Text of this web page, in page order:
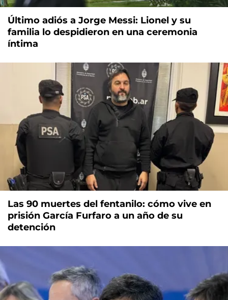
Último adiós a Jorge Messi: Lionel y su
familia lo despidieron en una ceremonia
íntima
Las 90 muertes del fentanilo: cómo vive en
prisión García Furfaro a un año de su
detención